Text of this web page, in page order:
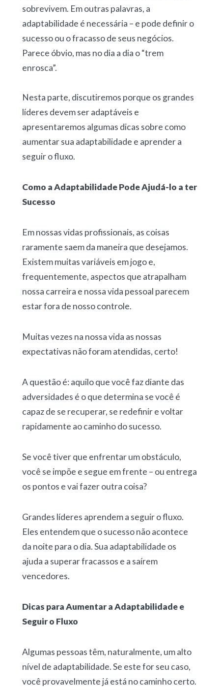
sobrevivem. Em outras palavras, a
adaptabilidade é necessária – e pode definir o
sucesso ou o fracasso de seus negócios.
Parece óbvio, mas no dia a dia o “trem
enrosca”.
Nesta parte, discutiremos porque os grandes
líderes devem ser adaptáveis e
apresentaremos algumas dicas sobre como
aumentar sua adaptabilidade e aprender a
seguir o fluxo.
Como a Adaptabilidade Pode Ajudá-lo a ter
Sucesso
Em nossas vidas profissionais, as coisas
raramente saem da maneira que desejamos.
Existem muitas variáveis em jogo e,
frequentemente, aspectos que atrapalham
nossa carreira e nossa vida pessoal parecem
estar fora de nosso controle.
Muitas vezes na nossa vida as nossas
expectativas não foram atendidas, certo!
A questão é: aquilo que você faz diante das
adversidades é o que determina se você é
capaz de se recuperar, se redefinir e voltar
rapidamente ao caminho do sucesso.
Se você tiver que enfrentar um obstáculo,
você se impõe e segue em frente – ou entrega
os pontos e vai fazer outra coisa?
Grandes líderes aprendem a seguir o fluxo.
Eles entendem que o sucesso não acontece
da noite para o dia. Sua adaptabilidade os
ajuda a superar fracassos e a saírem
vencedores.
Dicas para Aumentar a Adaptabilidade e
Seguir o Fluxo
Algumas pessoas têm, naturalmente, um alto
nível de adaptabilidade. Se este for seu caso,
você provavelmente já está no caminho certo.